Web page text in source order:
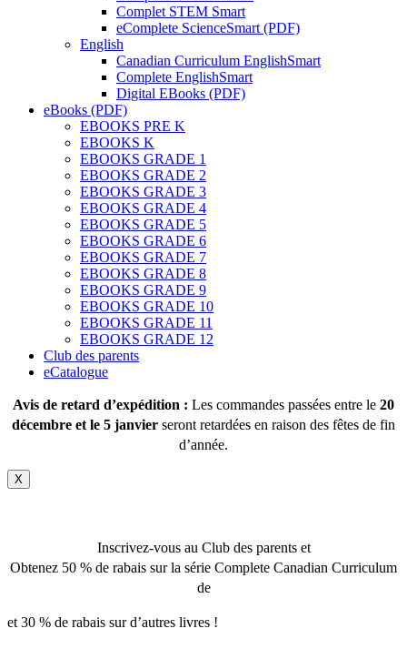
Complet STEM Smart
eComplete ScienceSmart (PDF)
English
Canadian Curriculum EnglishSmart
Complete EnglishSmart
Digital EBooks (PDF)
eBooks (PDF)
EBOOKS PRE K
EBOOKS K
EBOOKS GRADE 1
EBOOKS GRADE 2
EBOOKS GRADE 3
EBOOKS GRADE 4
EBOOKS GRADE 5
EBOOKS GRADE 6
EBOOKS GRADE 7
EBOOKS GRADE 8
EBOOKS GRADE 9
EBOOKS GRADE 10
EBOOKS GRADE 11
EBOOKS GRADE 12
Club des parents
eCatalogue
Avis de retard d’expédition : Les commandes passées entre le 20
décembre et le 5 janvier seront retardées en raison des fêtes de fin
d’année.
X
Inscrivez-vous au Club des parents et
Obtenez 50 % de rabais sur la série Complete Canadian Curriculum
de
et 30 % de rabais sur d’autres livres !